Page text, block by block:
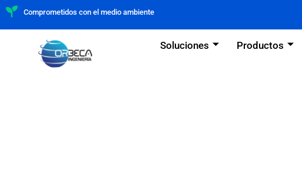
Comprometidos con el medio ambiente
Soluciones Productos